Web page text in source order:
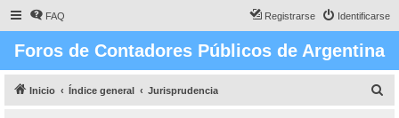
FAQ Identificarse
Registrarse
Foros de Contadores Públicos de Argentina
Inicio Índice general Jurisprudencia